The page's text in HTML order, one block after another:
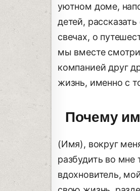
уютном доме,
детей,
свечах, о
мы вместе
компанией друг
жизнь, именно с
Почему
(Имя), вокруг
разбудить во
вдохновитель,